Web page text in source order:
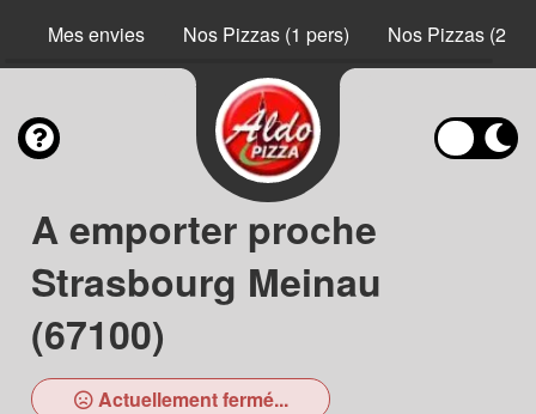
Mes envies Nos Pizzas (1 pers) Nos Pizzas (2
A emporter proche
Strasbourg Meinau
(67100)
Actuellement fermé...